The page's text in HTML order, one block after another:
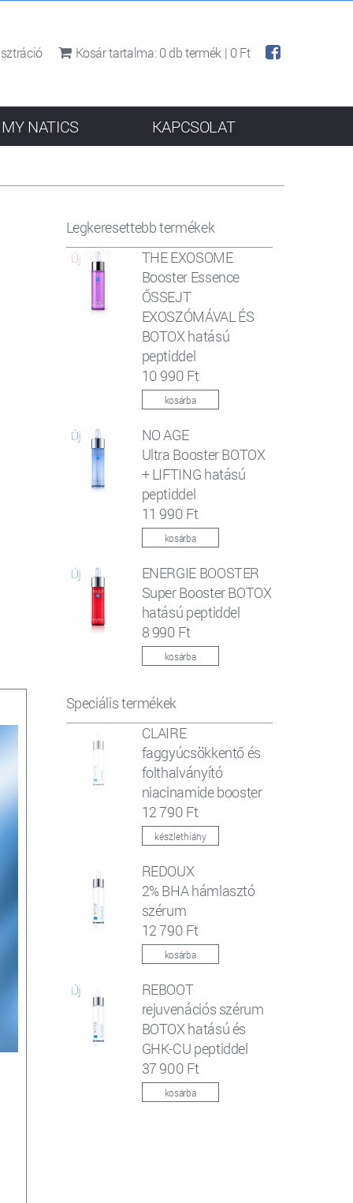
Kosár tartalma:0db termék | 0 Ft
Legkeresettebb termékek
THE EXOSOME
Booster Essence
ŐSSEJT
EXOSZÓMÁVAL ÉS
BOTOX hatású
peptiddel
10 990 Ft
kosárba
NO AGE
Ultra Booster BOTOX
+ LIFTING hatású
peptiddel
11 990 Ft
kosárba
ENERGIE BOOSTER
Super Booster BOTOX
hatású peptiddel
8 990 Ft
kosárba
Speciális termékek
CLAIRE
faggyúcsökkentő és
folthalványító
niacinamide booster
12 790 Ft
készlethiány
REDOUX
2% BHA hámlasztó
szérum
12 790 Ft
kosárba
REBOOT
rejuvenációs szérum
BOTOX hatású és
GHK-CU peptiddel
37 900 Ft
kosárba
MY NATICS KAPCSOLAT